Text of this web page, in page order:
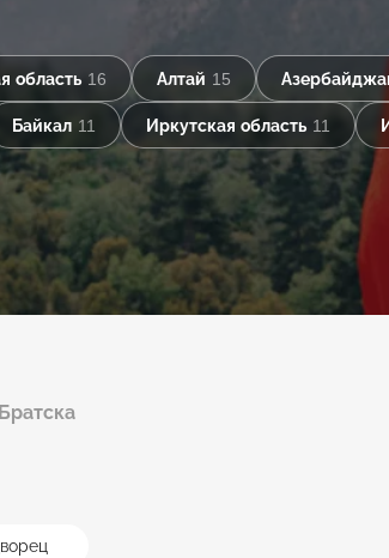
область 16 Алтай 15
Байкал 11 Иркутская область 11